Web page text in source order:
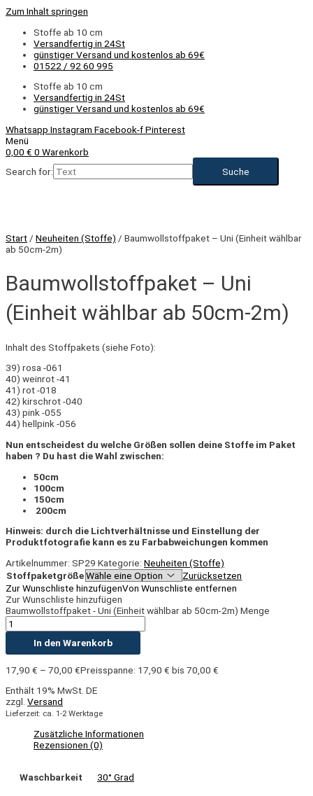
Zum Inhalt springen
Stoffe ab 10 cm
Versandfertig in 24St
günstiger Versand und kostenlos ab 69€
01522 / 92 60 995
Stoffe ab 10 cm
Versandfertig in 24St
günstiger Versand und kostenlos ab 69€
Whatsapp Instagram Facebook-fPinterest
Menü
0,00 € 0 Warenkorb
Search for:
Start / Neuheiten (Stoffe) / Baumwollstoffpaket – Uni (Einheit wählbar
ab 50cm-2m)
Baumwollstoffpaket – Uni
(Einheit wählbar ab 50cm-2m)
Inhalt des Stoffpakets (siehe Foto):
39) rosa -061
40) weinrot -41
41) rot -018
42) kirschrot -040
43) pink -055
44) hellpink -056
Nun entscheidest du welche Größen sollen deine Stoffe im Paket
haben ? Du hast die Wahl zwischen:
50cm
100cm
150cm
200cm
Hinweis: durch die Lichtverhältnisse und Einstellung der
Produktfotografie kann es zu Farbabweichungen kommen
Artikelnummer: SP29 Kategorie: Neuheiten (Stoffe)
Stoffpaketgröße
Zurücksetzen
Zur Wunschliste hinzufügenVon Wunschliste entfernen
Zur Wunschliste hinzufügen
Baumwollstoffpaket - Uni (Einheit wählbar ab 50cm-2m) Menge
In den Warenkorb
17,90 € – 70,00 €Preisspanne: 17,90 € bis 70,00 €
Enthält 19% MwSt. DE
zzgl. Versand
Lieferzeit: ca. 1-2 Werktage
Zusätzliche Informationen
Rezensionen (0)
Waschbarkeit 30° Grad